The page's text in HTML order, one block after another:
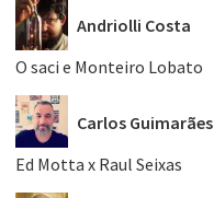
Andriolli Costa
O saci e Monteiro Lobato
Carlos Guimarães
Ed Motta x Raul Seixas